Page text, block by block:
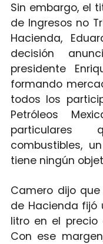
Sin embargo, el
de Ingresos no
Hacienda,
decisión
presidente
formando
todos los
Petróleos
particulares
combustibles,
tiene ningún
Camero dijo
de Hacienda fijó
litro en el
Con ese